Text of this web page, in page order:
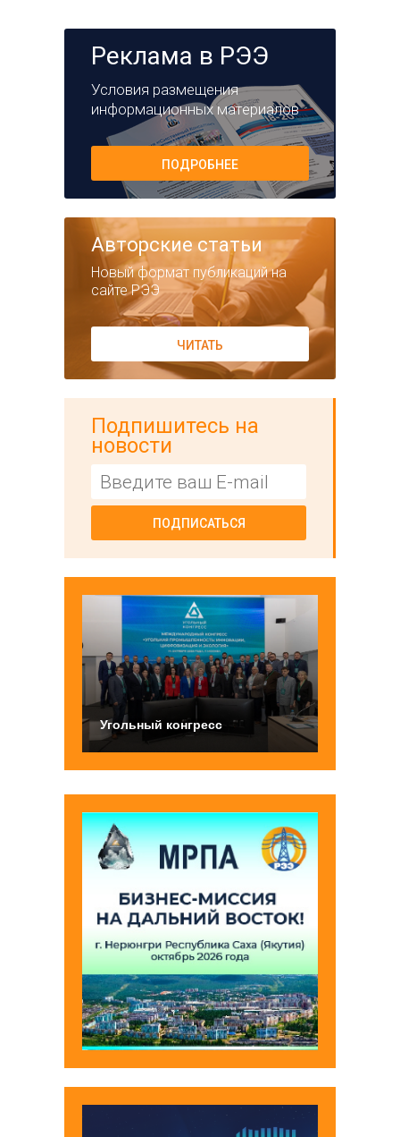
Реклама в РЭЭ
Условия размещения
информационных материалов
ПОДРОБНЕЕ
Авторские статьи
Новый формат публикаций на
сайте РЭЭ
ЧИТАТЬ
Подпишитесь на
новости
ПОДПИСАТЬСЯ
Угольный конгресс